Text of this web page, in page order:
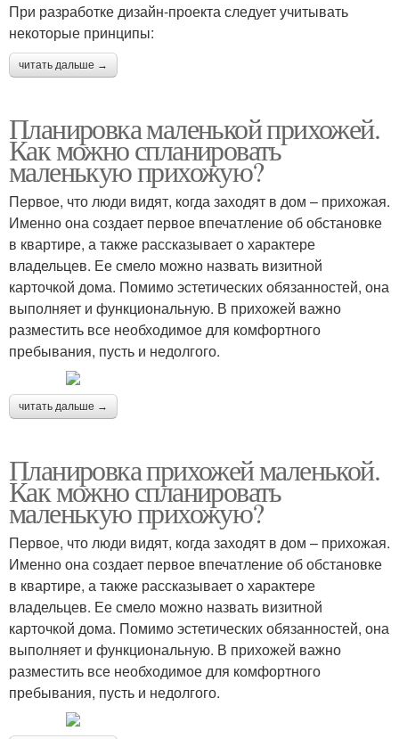
При разработке дизайн-проекта следует учитывать
некоторые принципы:
читать дальше →
Планировка маленькой прихожей.
Как можно спланировать
маленькую прихожую?
Первое, что люди видят, когда заходят в дом – прихожая.
Именно она создает первое впечатление об обстановке
в квартире, а также рассказывает о характере
владельцев. Ее смело можно назвать визитной
карточкой дома. Помимо эстетических обязанностей, она
выполняет и функциональную. В прихожей важно
разместить все необходимое для комфортного
пребывания, пусть и недолгого.
читать дальше →
Планировка прихожей маленькой.
Как можно спланировать
маленькую прихожую?
Первое, что люди видят, когда заходят в дом – прихожая.
Именно она создает первое впечатление об обстановке
в квартире, а также рассказывает о характере
владельцев. Ее смело можно назвать визитной
карточкой дома. Помимо эстетических обязанностей, она
выполняет и функциональную. В прихожей важно
разместить все необходимое для комфортного
пребывания, пусть и недолгого.